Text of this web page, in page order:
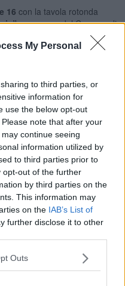
My Personal
to third parties, or
information for
use the below opt-out
note that after your
continue seeing
information utilized by
to third parties prior to
opt-out of the further
by third parties on the
This information may
on the IAB’s List of
further disclose it to other
Outs
16 con la tavola rotonda
, promossa dal Comune di
e Storia Amalfitana.
rapporti storici e giuridici che
due città nel corso dei secoli.
Società Storica Pisana,
e Storia Amalfitana e
sarà moderato da
Pisa – Regata Antiche
ufficiale degli equipaggi
parte alla Regata del 2
rappresentanza delle quattro
ogni anno rinnova il